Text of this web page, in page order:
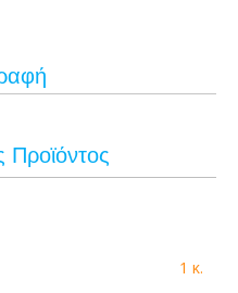
Προϊόντος
1 κ.